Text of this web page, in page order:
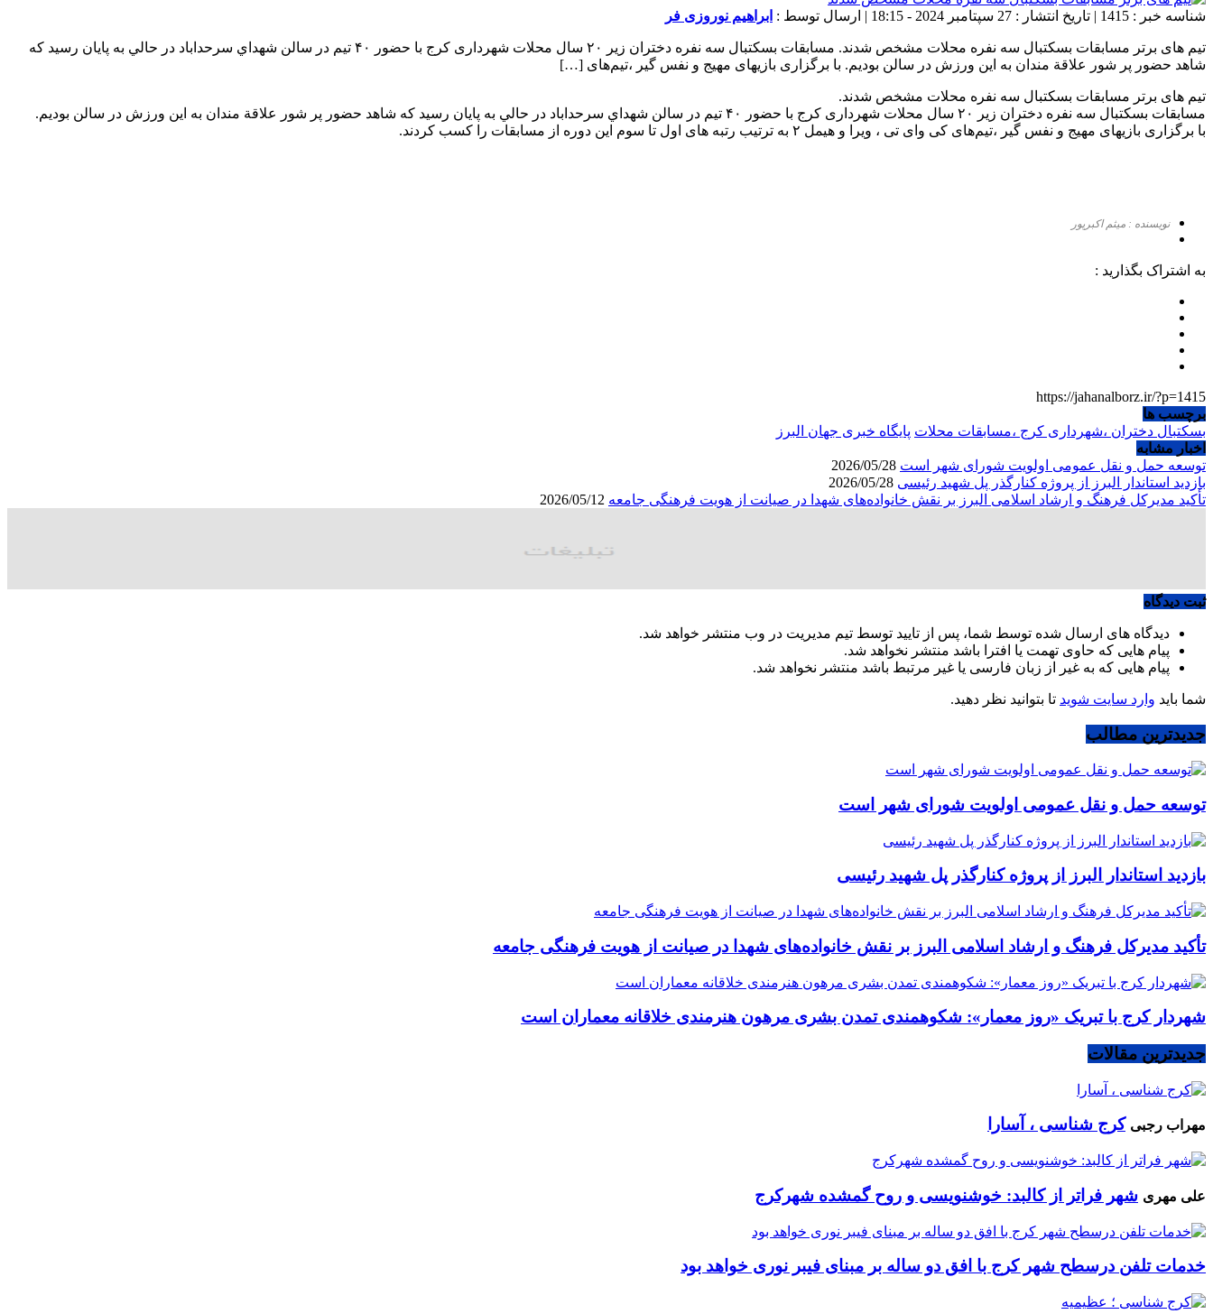
شناسه خبر : 1415 | تاریخ انتشار : 27 سپتامبر 2024 - 18:15 | ارسال توسط : ابراهیم نوروزی فر
تیم های برتر مسابقات بسکتبال سه نفره محلات مشخص شدند. مسابقات بسکتبال سه نفره دختران زیر ۲۰ سال محلات شهرداری کرج با حضور ۴۰ تیم در سالن شهداي سرحداباد در حالي به پايان رسيد که
شاهد حضور پر شور علاقة مندان به اين ورزش در سالن بودیم. با برگزاری بازیهای مهیج و نفس گیر ،تیم‌های […]
تیم های برتر مسابقات بسکتبال سه نفره محلات مشخص شدند.
مسابقات بسکتبال سه نفره دختران زیر ۲۰ سال محلات شهرداری کرج با حضور ۴۰ تیم در سالن شهداي سرحداباد در حالي به پايان رسيد که شاهد حضور پر شور علاقة مندان به اين ورزش در سالن بودیم.
با برگزاری بازیهای مهیج و نفس گیر ،تیم‌های کی وای تی ، ویرا و هیمل ۲ به ترتیب رتبه های اول تا سوم این دوره از مسابقات را کسب کردند.
نویسنده : میثم اکبرپور
به اشتراک بگذارید :
https://jahanalborz.ir/?p=1415
برچسب ها
بسکتبال دختران ،شهرداری کرج ،مسابقات محلات پایگاه خبری جهان البرز
اخبار مشابه
توسعه حمل و نقل عمومی اولویت شورای شهر است
بازدید استاندار البرز از پروژه کنارگذر پل شهید رئیسی
تأکید مدیرکل فرهنگ و ارشاد اسلامی البرز بر نقش خانواده‌های شهدا در صیانت از هویت فرهنگی جامعه
ثبت دیدگاه
دیدگاه های ارسال شده توسط شما، پس از تایید توسط تیم مدیریت در وب منتشر خواهد شد.
پیام هایی که حاوی تهمت یا افترا باشد منتشر نخواهد شد.
پیام هایی که به غیر از زبان فارسی یا غیر مرتبط باشد منتشر نخواهد شد.
شما باید وارد سایت شوید تا بتوانید نظر دهید.
جدیدترین مطالب
توسعه حمل و نقل عمومی اولویت شورای شهر است
بازدید استاندار البرز از پروژه کنارگذر پل شهید رئیسی
تأکید مدیرکل فرهنگ و ارشاد اسلامی البرز بر نقش خانواده‌های شهدا در صیانت از هویت فرهنگی جامعه
شهردار کرج با تبریک «روز معمار»: شکوهمندی تمدن بشری مرهون هنرمندی خلاقانه معماران است
جدیدترین مقالات
مهراب رجبی کرج شناسی ، آسارا
علی مهری شهر فراتر از کالبد: خوشنویسی و روح گمشده شهرکرج
خدمات تلفن درسطح شهر کرج با افق دو ساله بر مبنای فیبر نوری خواهد بود